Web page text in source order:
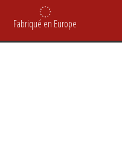
Fabriqué en Europe